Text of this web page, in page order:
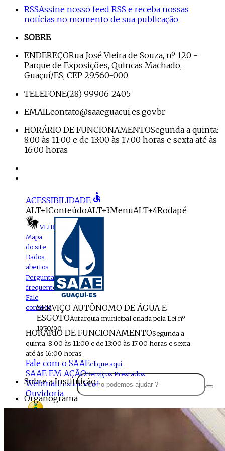
RSSAssine nosso feed RSS e receba nossas
notícias no momento de sua publicação
SOBRE
ENDEREÇORua José Vieira de Souza, nº 120 -
Parque de Exposições, Quincas Machado,
Guaçuí/ES, CEP 29.560-000
TELEFONE(28) 99906-2405
EMAILcontato@saaeguacui.es.gov.br
HORÁRIO DE FUNCIONAMENTOSegunda a quinta:
8:00 às 11:00 e de 13:00 às 17:00 horas e sexta até às
16:00 horas
ACESSIBILIDADE accessible
ALT+1ConteúdoALT+3MenuALT+4Rodapé
VLIBRAS
Mapa
do site
Dados
abertos
Perguntas
frequentes
Fale
conosco
SERVIÇO AUTÔNOMO DE ÁGUA E
ESGOTOAutarquia municipal criada pela Lei nº
1970/90
HORÁRIO DE FUNCIONAMENTOSegunda a
quinta: 8:00 às 11:00 e de 13:00 às 17:00 horas e sexta
até às 16:00 horas
Fale com o SAAEclique aqui
SAAE EM AÇÃOServiços Prestados
WebmailInstitucional
Ouvidoria
Sobre a Instituição
Organograma